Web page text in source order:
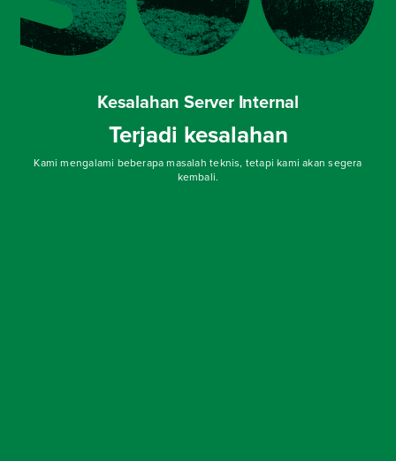
Kesalahan Server Internal
Terjadi kesalahan
Kami mengalami beberapa masalah teknis, tetapi kami akan segera
kembali.